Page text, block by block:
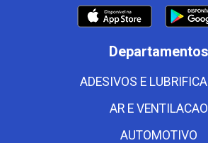
Departamentos
ADESIVOS E
AR E VENTILACAO
AUTOMOTIVO